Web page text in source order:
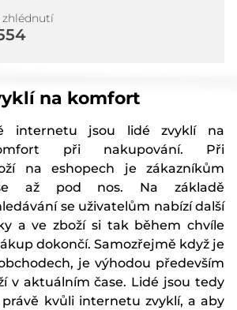
zhlédnutí
na komfort
internetu jsou lidé zvyklí na
při nakupování. Při
na eshopech je zákazníkům
až pod nos. Na základě
se uživatelům nabízí další
a ve zboží si tak během chvíle
dokončí. Samozřejmě když je
je výhodou především
v aktuálním čase. Lidé jsou tedy
kvůli internetu zvyklí, a aby